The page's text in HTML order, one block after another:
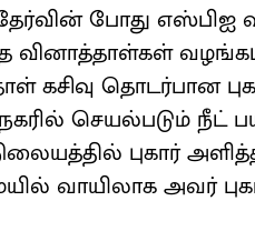
போது எஸ்​பிஐ
வினாத்​தாள்​கள்
தொடர்​பான
செயல்​படும் நீட்
புகார்
வாயி​லாக அவர்